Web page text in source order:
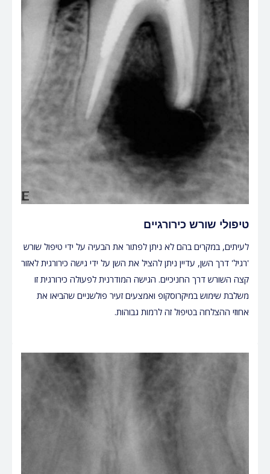
טיפולי שורש כירורגיים
לעיתים, במקרים בהם לא ניתן לפתור את הבעיה על ידי טיפול שורש
'רגיל' דרך השן, עדיין ניתן להציל את השן על ידי גישה כירורגית לאזור
קצה השורש דרך החניכיים. הגישה המודרנית לפעולה כירורגית זו
משלבת שימוש במיקרוסקופ ואמצעים זעיר פולשניים שהביאו את
אחוזי ההצלחה בטיפול זה לרמות גבוהות.